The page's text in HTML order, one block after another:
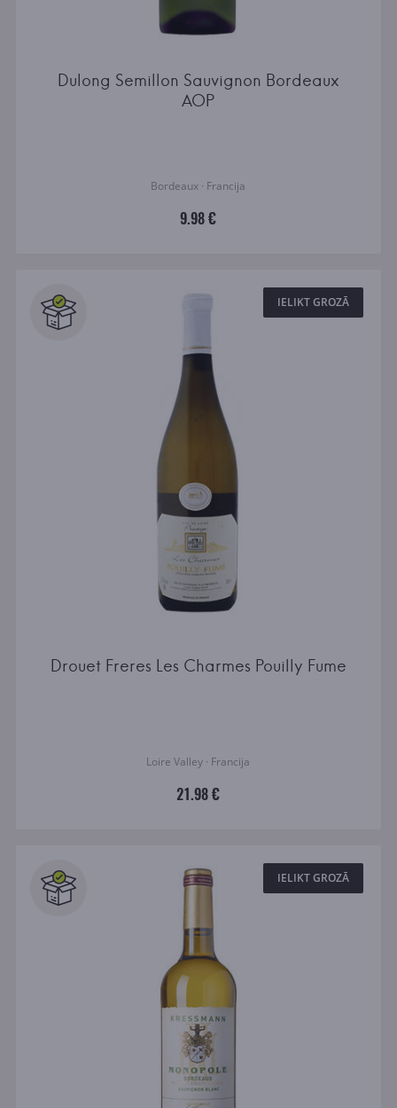
Dulong Semillon Sauvignon Bordeaux
AOP
Bordeaux · Francija
9.98 €
IELIKT GROZĀ
Drouet Freres Les Charmes Pouilly Fume
Loire Valley · Francija
21.98 €
IELIKT GROZĀ